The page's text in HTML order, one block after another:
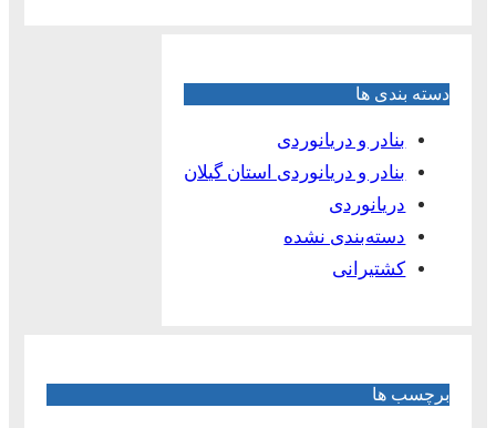
دسته بندی ها
بنادر و دریانوردی
بنادر و دریانوردی استان گیلان
دریانوردی
دسته‌بندی نشده
کشتیرانی
برچسب ها